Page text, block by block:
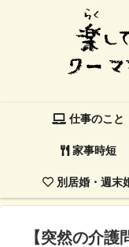
仕事のこと
家事時短
別居婚・週末
【突然の介護